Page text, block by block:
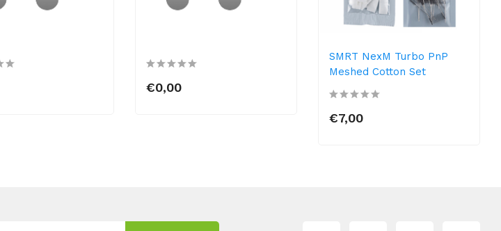
€0,00
SMRT NexM Turbo PnP
Meshed Cotton Set
€7,00